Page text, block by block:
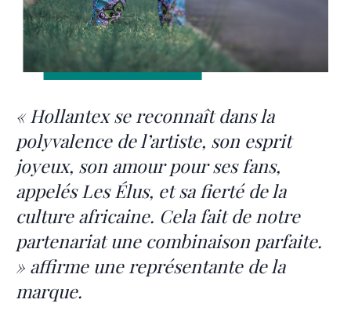
« Hollantex se reconnaît dans la
polyvalence de l’artiste, son esprit
joyeux, son amour pour ses fans,
appelés Les Élus, et sa fierté de la
culture africaine. Cela fait de notre
partenariat une combinaison parfaite.
» affirme une représentante de la
marque.